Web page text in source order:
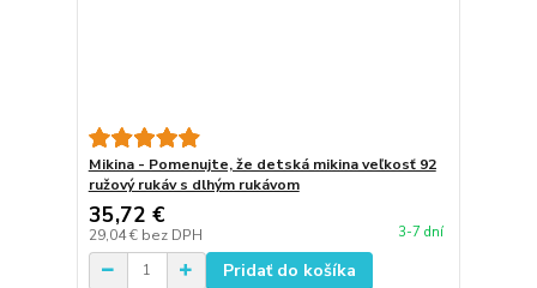
Mikina - Pomenujte, že detská mikina veľkosť 92
ružový rukáv s dlhým rukávom
35,72 €
29,04 € bez DPH 3-7 dní
Pridať do košíka